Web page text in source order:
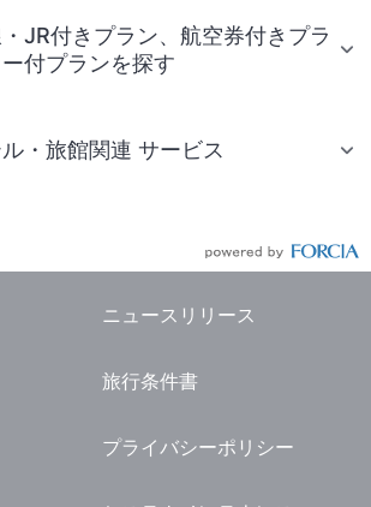
JR付きプラン、航空券付きプラ
付プランを探す
・旅館関連 サービス
ニュースリリース
旅行条件書
プライバシーポリシー